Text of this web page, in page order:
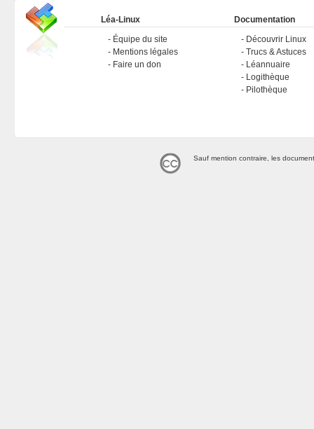
Léa-Linux
Équipe du site
Mentions légales
Faire un don
Documentation
Découvrir Linux
Trucs & Astuces
Léannuaire
Logithèque
Pilothèque
Sauf mention contraire, les